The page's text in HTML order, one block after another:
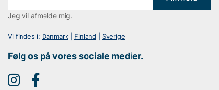
Jeg vil afmelde mig.
Vi findes i: Danmark Finland Sverige
Følg os på vores sociale medier.